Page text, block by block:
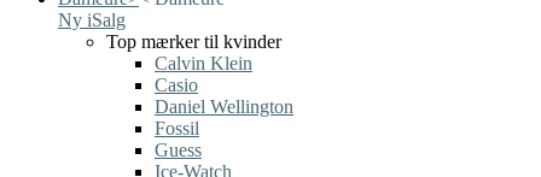
Ny iSalg
Top mærker til kvinder
Calvin Klein
Casio
Daniel Wellington
Fossil
Guess
Ice-Watch